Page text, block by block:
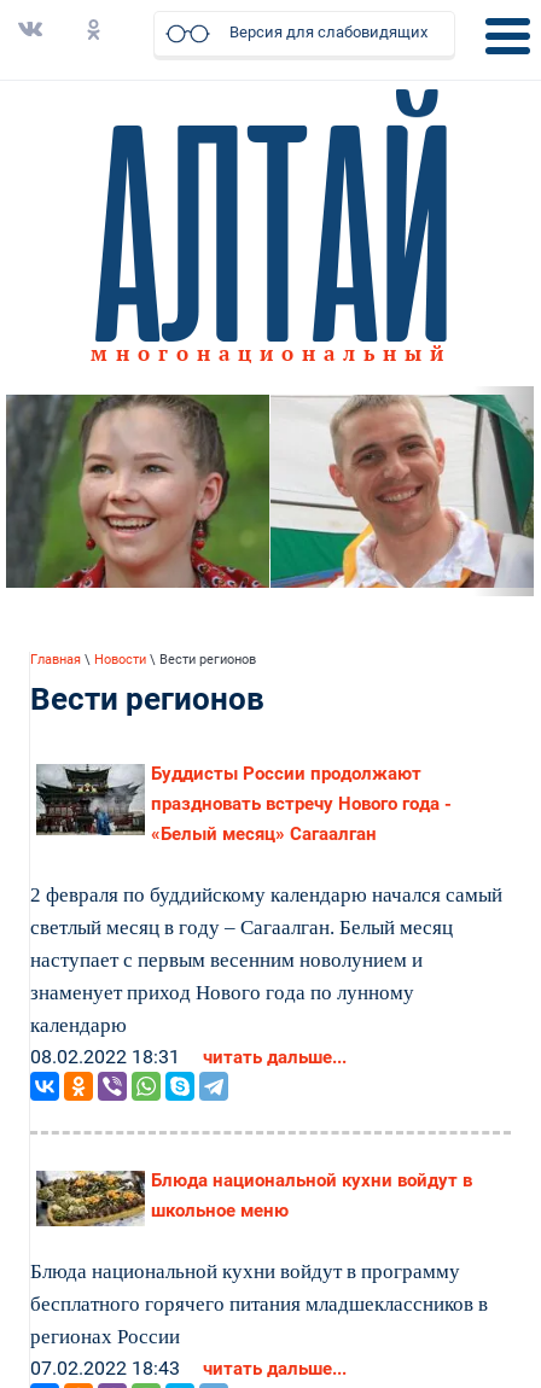
Версия для слабовидящих
многонациональный
Главная \ Новости \ Вести регионов
Вести регионов
Буддисты России продолжают
праздновать встречу Нового года -
«Белый месяц» Сагаалган
2 февраля по буддийскому календарю начался самый
светлый месяц в году – Сагаалган. Белый месяц
наступает с первым весенним новолунием и
знаменует приход Нового года по лунному
календарю
08.02.2022 18:31
читать дальше...
Блюда национальной кухни войдут в
школьное меню
Блюда национальной кухни войдут в программу
бесплатного горячего питания младшеклассников в
регионах России
07.02.2022 18:43
читать дальше...